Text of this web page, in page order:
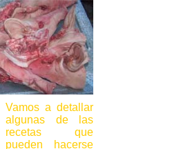
Vamos a detallar
algunas de las
recetas que
pueden hacerse